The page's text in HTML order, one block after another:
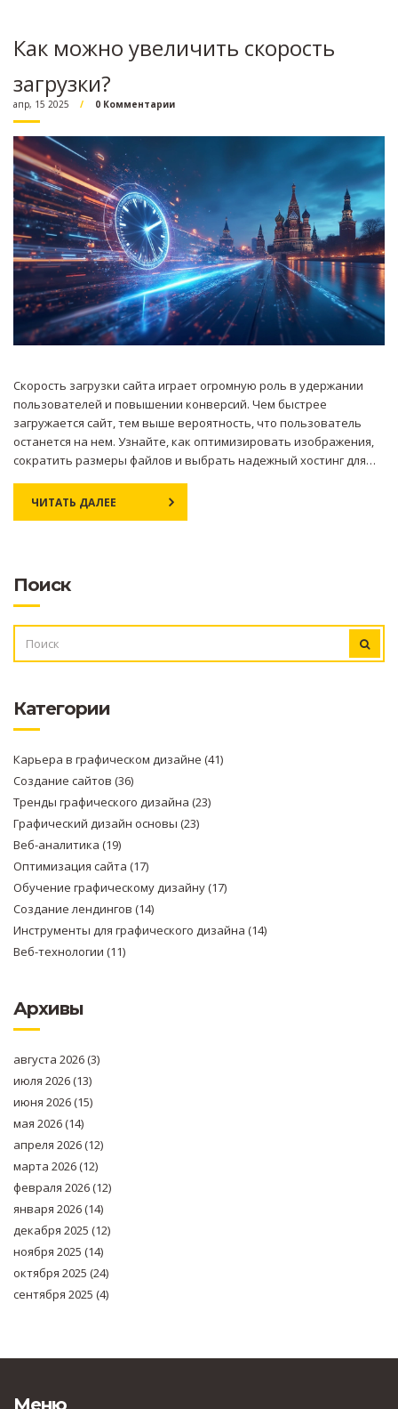
Как можно увеличить скорость
загрузки?
апр, 15 2025 0 Комментарии
Скорость загрузки сайта играет огромную роль в удержании
пользователей и повышении конверсий. Чем быстрее
загружается сайт, тем выше вероятность, что пользователь
останется на нем. Узнайте, как оптимизировать изображения,
сократить размеры файлов и выбрать надежный хостинг для
простые, но эффективные методы, которые помогут вам
ЧИТАТЬ ДАЛЕЕ
Поиск
Категории
Карьера в графическом дизайне (41)
Создание сайтов (36)
Тренды графического дизайна (23)
Графический дизайн основы (23)
Веб-аналитика (19)
Оптимизация сайта (17)
Обучение графическому дизайну(17)
Создание лендингов (14)
Инструменты для графического дизайна (14)
Веб-технологии (11)
Архивы
августа 2026(3)
июля 2026(13)
июня 2026(15)
мая 2026(14)
апреля 2026(12)
марта 2026(12)
февраля 2026(12)
января 2026(14)
декабря 2025 (12)
ноября 2025 (14)
октября 2025 (24)
сентября 2025 (4)
Меню